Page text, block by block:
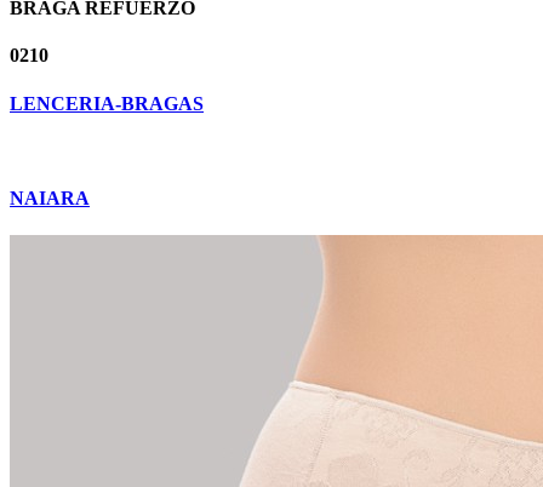
BRAGA REFUERZO
0210
LENCERIA-BRAGAS
NAIARA